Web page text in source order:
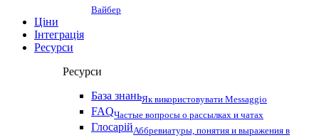
Вайбер
Ціни
Інтеграція
Ресурси
Ресурси
База знаньЯк використовувати Messaggio
FAQЧастые вопросы о рассылках и чатах
ГлосарійАббревиатуры, понятия и выражения в